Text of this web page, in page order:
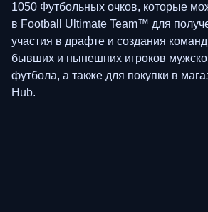
1050 Футбольных очков, которые
в Football Ultimate Team™ для
участия в драфте и создания
бывших и нынешних игроков
футбола, а также для покупки в
Hub.